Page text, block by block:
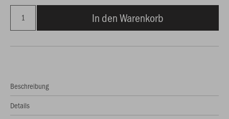
In den Warenkorb
Beschreibung
Details